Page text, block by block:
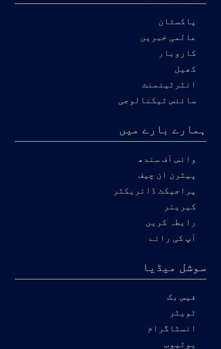
پاکستان
عالمی خبریں
کاروبار
کھیل
انٹرٹینمنٹ
سائنس ٹیکنالوجی
ہمارے بارے میں
وائس آف سندھ
پیٹرن ان چیف
پراجیکٹ ڈائریکٹر
کیریئر
رابطہ کریں
آپ کی رائے
سوشل میڈیا
فیس بک
ٹویٹر
انسٹاگرام
یوٹیوب